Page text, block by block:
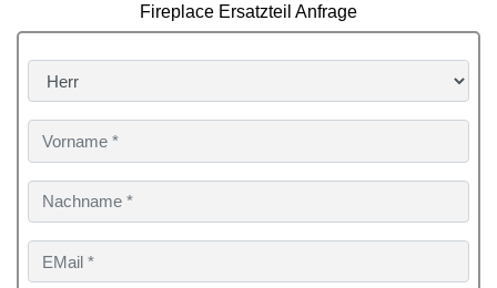
Fireplace Ersatzteil Anfrage